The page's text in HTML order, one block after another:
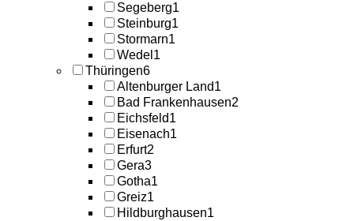
Segeberg1
Steinburg1
Stormarn1
Wedel 1
Thüringen6
Altenburger Land1
Bad Frankenhausen2
Eichsfeld1
Eisenach1
Erfurt2
Gera3
Gotha1
Greiz1
Hildburghausen1